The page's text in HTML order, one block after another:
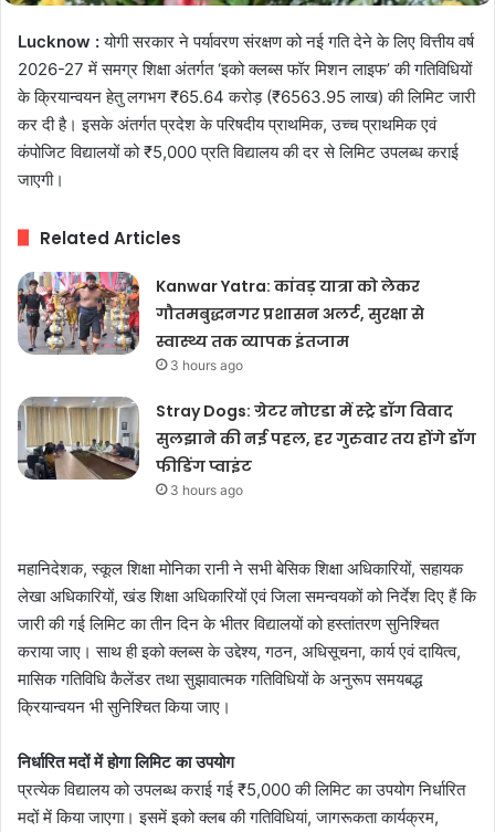
Lucknow :योगी सरकार ने पर्यावरण संरक्षण को नई गति देने के लिए वित्तीय वर्ष
2026-27 में समग्र शिक्षा अंतर्गत ‘इको क्लब्स फॉर मिशन लाइफ’ की गतिविधियों
के क्रियान्वयन हेतु लगभग ₹65.64 करोड़ (₹6563.95 लाख) की लिमिट जारी
कर दी है। इसके अंतर्गत प्रदेश के परिषदीय प्राथमिक, उच्च प्राथमिक एवं
कंपोजिट विद्यालयों को ₹5,000 प्रति विद्यालय की दर से लिमिट उपलब्ध कराई
जाएगी।
Related Articles
Kanwar Yatra: कांवड़ यात्रा को लेकर
गौतमबुद्धनगर प्रशासन अलर्ट, सुरक्षा से
स्वास्थ्य तक व्यापक इंतजाम
3 hours ago
Stray Dogs: ग्रेटर नोएडा में स्ट्रे डॉग विवाद
सुलझाने की नई पहल, हर गुरुवार तय होंगे डॉग
फीडिंग प्वाइंट
3 hours ago
महानिदेशक, स्कूल शिक्षा मोनिका रानी ने सभी बेसिक शिक्षा अधिकारियों, सहायक
लेखा अधिकारियों, खंड शिक्षा अधिकारियों एवं जिला समन्वयकों को निर्देश दिए हैं कि
जारी की गई लिमिट का तीन दिन के भीतर विद्यालयों को हस्तांतरण सुनिश्चित
कराया जाए। साथ ही इको क्लब्स के उद्देश्य, गठन, अधिसूचना, कार्य एवं दायित्व,
मासिक गतिविधि कैलेंडर तथा सुझावात्मक गतिविधियों के अनुरूप समयबद्ध
क्रियान्वयन भी सुनिश्चित किया जाए।
निर्धारित मदों में होगा लिमिट का उपयोग
प्रत्येक विद्यालय को उपलब्ध कराई गई ₹5,000 की लिमिट का उपयोग निर्धारित
मदों में किया जाएगा। इसमें इको क्लब की गतिविधियां, जागरूकता कार्यक्रम,